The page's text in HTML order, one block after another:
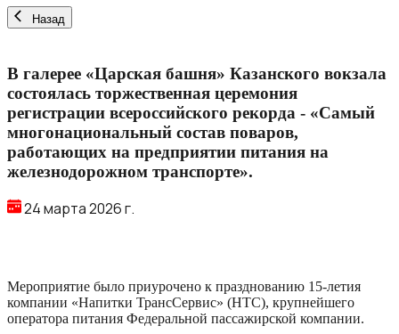
Назад
В галерее «Царская башня» Казанского вокзала
состоялась торжественная церемония
регистрации всероссийского рекорда - «Самый
многонациональный состав поваров,
работающих на предприятии питания на
железнодорожном транспорте».
24 марта 2026 г.
Мероприятие было приурочено к празднованию 15-летия
компании «Напитки ТрансСервис» (НТС), крупнейшего
оператора питания Федеральной пассажирской компании.